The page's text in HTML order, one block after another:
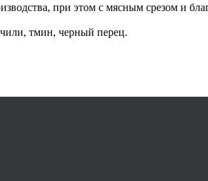
при этом с мясным срезом и
тмин, черный перец.